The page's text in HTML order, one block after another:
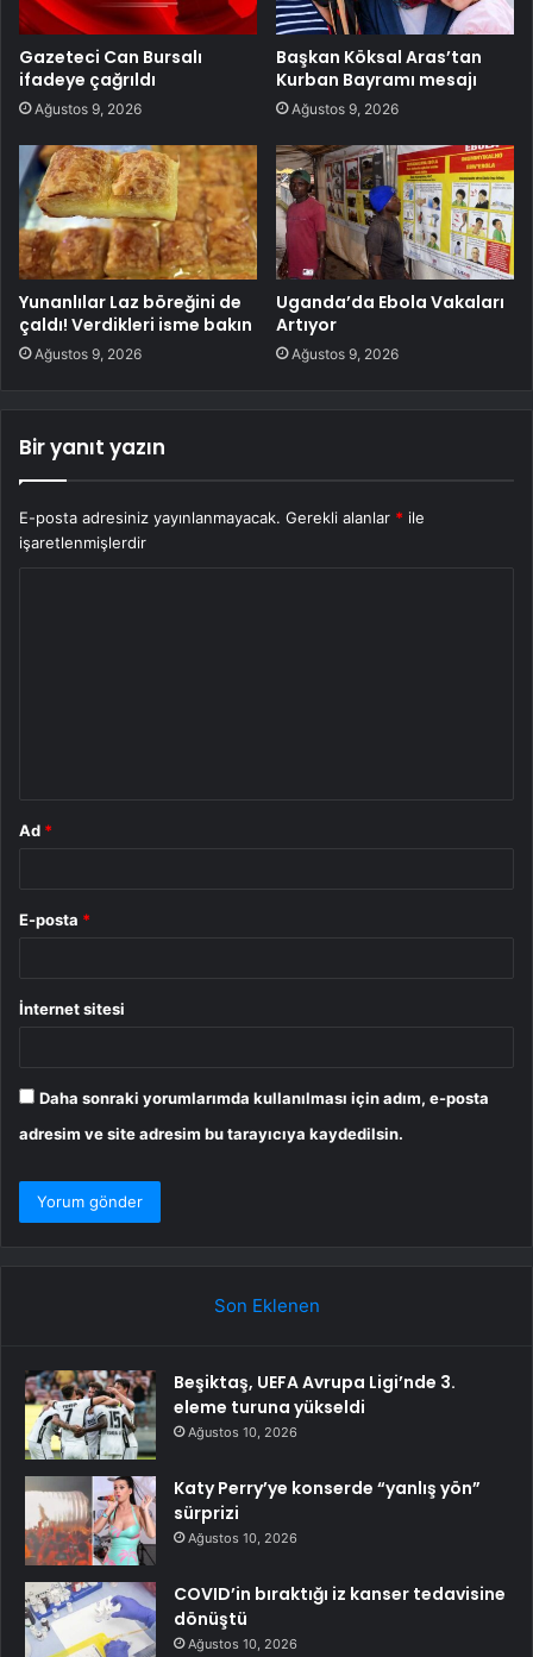
Gazeteci Can Bursalı
ifadeye çağrıldı
Ağustos 9, 2026
Başkan Köksal Aras’tan
Kurban Bayramı mesajı
Ağustos 9, 2026
Yunanlılar Laz böreğini de
çaldı! Verdikleri isme bakın
Ağustos 9, 2026
Uganda’da Ebola Vakaları
Artıyor
Ağustos 9, 2026
Bir yanıt yazın
E-posta adresiniz yayınlanmayacak. Gerekli alanlar * ile
işaretlenmişlerdir
Ad *
E-posta *
İnternet sitesi
Daha sonraki yorumlarımda kullanılması için adım, e-posta
adresim ve site adresim bu tarayıcıya kaydedilsin.
Son Eklenen
Beşiktaş, UEFA Avrupa Ligi’nde 3.
eleme turuna yükseldi
Ağustos 10, 2026
Katy Perry’ye konserde “yanlış yön”
sürprizi
Ağustos 10, 2026
COVID’in bıraktığı iz kanser tedavisine
dönüştü
Ağustos 10, 2026